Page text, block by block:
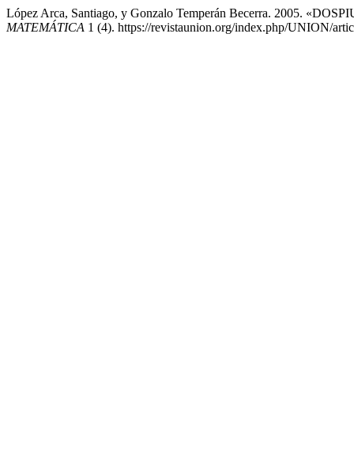
López Arca, Santiago, y Gonzalo Temperán Becerra. 2005.
MATEMÁTICA 1 (4). https://revistaunion.org/index.php/UNION/